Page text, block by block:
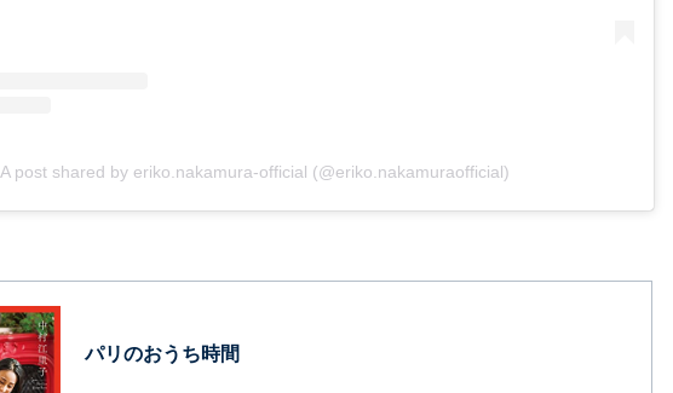
A post shared by eriko.nakamura-official (@eriko.nakamuraofficial)
パリのおうち時間